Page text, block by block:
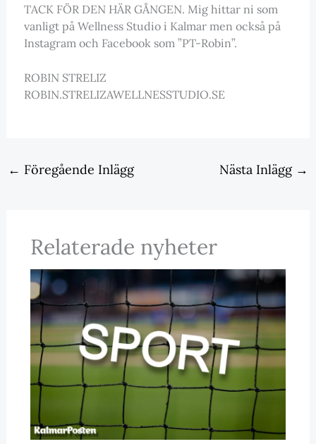
TACK FÖR DEN HÄR GÅNGEN. Mig hittar ni som
vanligt på Wellness Studio i Kalmar men också på
Instagram och Facebook som ”PT-Robin”.
ROBIN STRELIZ
ROBIN.STRELIZAWELLNESSTUDIO.SE
← Föregående Inlägg Nästa Inlägg →
Relaterade nyheter